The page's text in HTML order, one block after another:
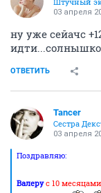
03 апреля
ну уже сейачс
ОТВЕТИТЬ
Tancer
Сестра
03 апреля
Поздравляю:
Валерус 10 месяцами